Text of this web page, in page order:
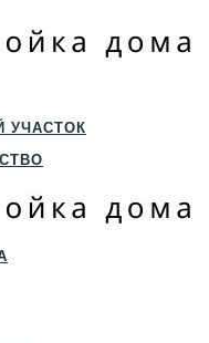
УЧАСТОК
И ЦОКОЛЬ
И СТЕНЫ